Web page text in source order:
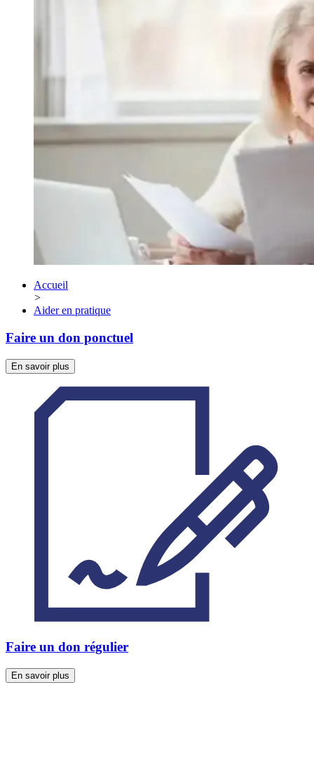
Accueil
>
Aider en pratique
Faire un don ponctuel
En savoir plus
Faire un don régulier
En savoir plus